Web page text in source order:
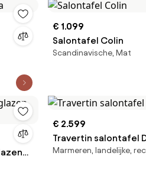
€ 1.099
Salontafel Colin
Scandinavische, Mat
€ 2.599
Travertin salontafel
Marmeren, landelijke,